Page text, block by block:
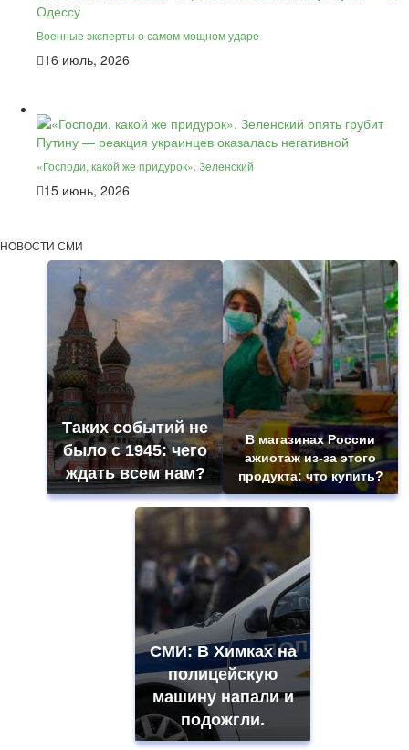
Военные эксперты о самом мощном ударе
16 июль, 2026
«Господи, какой же придурок». Зеленский
15 июнь, 2026
НОВОСТИ СМИ
Таких событий не
было с 1945: чего
ждать всем нам?
В магазинах России
ажиотаж из-за этого
продукта: что купить?
СМИ: В Химках на
полицейскую
машину напали и
подожгли.